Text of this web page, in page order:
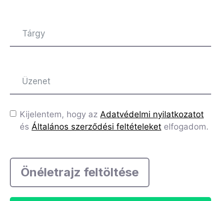
Kijelentem, hogy az Adatvédelmi nyilatkozatot
és Általános szerződési feltételeket elfogadom.
Önéletrajz feltöltése